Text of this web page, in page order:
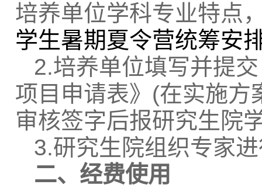
培养单位学科专业特点
学生暑期夏令营统筹安
2.培养单位填写并提
项目申请表》(在实施方
审核签字后报研究生院
3.研究生院组织专家
二、经费使用